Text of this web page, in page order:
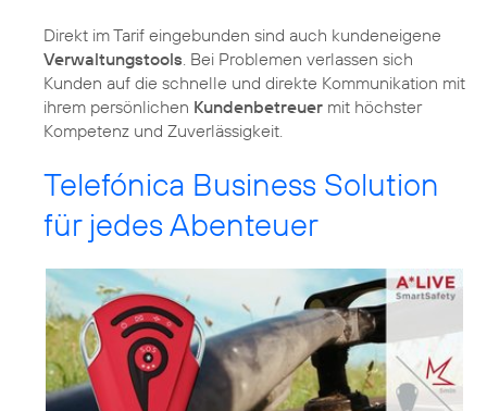
Direkt im Tarif eingebunden sind auch kundeneigene
Verwaltungstools. Bei Problemen verlassen sich
Kunden auf die schnelle und direkte Kommunikation mit
ihrem persönlichen Kundenbetreuer mit höchster
Kompetenz und Zuverlässigkeit.
Telefónica Business Solution
für jedes Abenteuer